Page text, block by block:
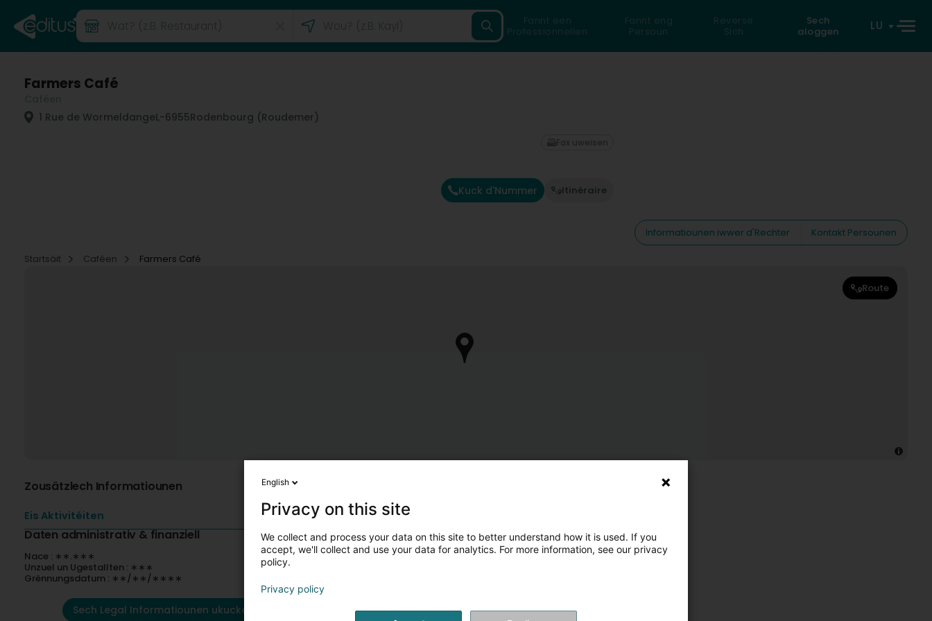
Fannt een
Professionnellen
Fannt eng
Persoun
Reverse
Sich
Sech
aloggen
LU
Farmers Café
1 Rue de WormeldangeL-6955Rodenbourg (Roudemer)
Kuck d'Nummer Itinéraire
Fax uweisen
Informatiounen iwwer d'Rechter
Kontakt Persounen
Startsäit
Caféen Farmers Café
Route
Zousätzlech Informatiounen
Eis Aktivitéiten
Daten administrativ & finanziell
Nace : ∗∗.∗∗∗
Unzuel un Ugestallten : ∗∗∗
Grënnungsdatum : ∗∗/∗∗/∗∗∗∗
Sech Legal Informatiounen ukucken
English
Privacy on this site
We collect and process your data on this site to better understand how it is used. If you
accept, we'll collect and use your data for analytics. For more information, see our privacy
policy.
Privacy policy